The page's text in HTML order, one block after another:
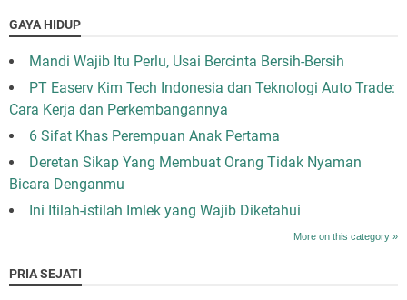
GAYA HIDUP
Mandi Wajib Itu Perlu, Usai Bercinta Bersih-Bersih
PT Easerv Kim Tech Indonesia dan Teknologi Auto Trade:
Cara Kerja dan Perkembangannya
6 Sifat Khas Perempuan Anak Pertama
Deretan Sikap Yang Membuat Orang Tidak Nyaman
Bicara Denganmu
Ini Itilah-istilah Imlek yang Wajib Diketahui
More on this category »
PRIA SEJATI